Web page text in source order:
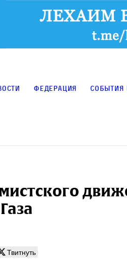
Федерация События
Твитнуть